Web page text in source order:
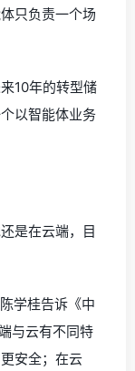
只负责一个场
10年的转型储
以智能体业务
是在云端，目
学桂告诉《中
与云有不同特
安全；在云